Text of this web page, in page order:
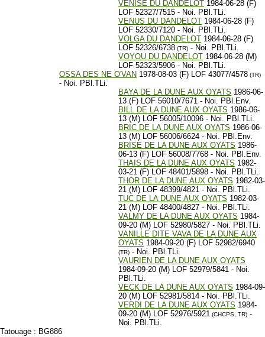
VENISE DU DANDELOT 1984-06-28 (F)
LOF 52327/7515 - Noi. PBl.TLi.
VENUS DU DANDELOT 1984-06-28 (F)
LOF 52330/7120 - Noi. PBl.TLi.
VOLGA DU DANDELOT 1984-06-28 (F)
LOF 52326/6738 (TR) - Noi. PBl.TLi.
VOYOU DU DANDELOT 1984-06-28 (M)
LOF 52323/5906 - Noi. PBl.TLi.
OSSA DES NE O'VAN 1978-08-03 (F) LOF 43077/4578 (TR)
- Noi. PBl.TLi.
BAYA DE LA DUNE AUX OYATS 1986-06-
13 (F) LOF 56010/7671 - Noi. PBl.Env.
BILL DE LA DUNE AUX OYATS 1986-06-
13 (M) LOF 56005/10096 - Noi. PBl.TLi.
BRIC DE LA DUNE AUX OYATS 1986-06-
13 (M) LOF 56006/6624 - Noi. PBl.Env.
BRISE DE LA DUNE AUX OYATS 1986-
06-13 (F) LOF 56008/7768 - Noi. PBl.Env.
THAIS DE LA DUNE AUX OYATS 1982-
03-21 (F) LOF 48401/5898 - Noi. PBl.TLi.
THOR DE LA DUNE AUX OYATS 1982-03-
21 (M) LOF 48399/4821 - Noi. PBl.TLi.
TUC DE LA DUNE AUX OYATS 1982-03-
21 (M) LOF 48400/4827 - Noi. PBl.TLi.
VALMY DE LA DUNE AUX OYATS 1984-
09-20 (M) LOF 52980/5827 - Noi. PBl.TLi.
VANILLE DITE VAVA DE LA DUNE AUX
OYATS 1984-09-20 (F) LOF 52982/6940
(TR) - Noi. PBl.TLi.
VAURIEN DE LA DUNE AUX OYATS
1984-09-20 (M) LOF 52979/5841 - Noi.
PBl.TLi.
VECK DE LA DUNE AUX OYATS 1984-09-
20 (M) LOF 52981/5814 - Noi. PBl.TLi.
VERDI DE LA DUNE AUX OYATS 1984-
09-20 (M) LOF 52976/5921 (CHCPS, TR) -
Noi. PBl.TLi.
Tatouage : BG886